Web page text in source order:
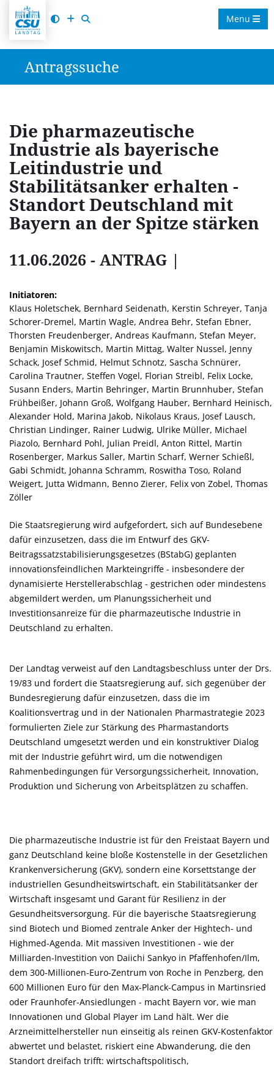
Menu
Antragssuche
Die pharmazeutische
Industrie als bayerische
Leitindustrie und
Stabilitätsanker erhalten -
Standort Deutschland mit
Bayern an der Spitze stärken
11.06.2026 - ANTRAG |
Initiatoren:
Klaus Holetschek, Bernhard Seidenath, Kerstin Schreyer, Tanja
Schorer-Dremel, Martin Wagle, Andrea Behr, Stefan Ebner,
Thorsten Freudenberger, Andreas Kaufmann, Stefan Meyer,
Benjamin Miskowitsch, Martin Mittag, Walter Nussel, Jenny
Schack, Josef Schmid, Helmut Schnotz, Sascha Schnürer,
Carolina Trautner, Steffen Vogel, Florian Streibl, Felix Locke,
Susann Enders, Martin Behringer, Martin Brunnhuber, Stefan
Frühbeißer, Johann Groß, Wolfgang Hauber, Bernhard Heinisch,
Alexander Hold, Marina Jakob, Nikolaus Kraus, Josef Lausch,
Christian Lindinger, Rainer Ludwig, Ulrike Müller, Michael
Piazolo, Bernhard Pohl, Julian Preidl, Anton Rittel, Martin
Rosenberger, Markus Saller, Martin Scharf, Werner Schießl,
Gabi Schmidt, Johanna Schramm, Roswitha Toso, Roland
Weigert, Jutta Widmann, Benno Zierer, Felix von Zobel, Thomas
Zöller
Die Staatsregierung wird aufgefordert, sich auf Bundesebene
dafür einzusetzen, dass die im Entwurf des GKV-
Beitragssatzstabilisierungsgesetzes (BStabG) geplanten
innovationsfeindlichen Markteingriffe - insbesondere der
dynamisierte Herstellerabschlag - gestrichen oder mindestens
abgemildert werden, um Planungssicherheit und
Investitionsanreize für die pharmazeutische Industrie in
Deutschland zu erhalten.
Der Landtag verweist auf den Landtagsbeschluss unter der Drs.
19/83 und fordert die Staatsregierung auf, sich gegenüber der
Bundesregierung dafür einzusetzen, dass die im
Koalitionsvertrag und in der Nationalen Pharmastrategie 2023
formulierten Ziele zur Stärkung des Pharmastandorts
Deutschland umgesetzt werden und ein konstruktiver Dialog
mit der Industrie geführt wird, um die notwendigen
Rahmenbedingungen für Versorgungssicherheit, Innovation,
Produktion und Sicherung von Arbeitsplätzen zu schaffen.
Die pharmazeutische Industrie ist für den Freistaat Bayern und
ganz Deutschland keine bloße Kostenstelle in der Gesetzlichen
Krankenversicherung (GKV), sondern eine Korsettstange der
industriellen Gesundheitswirtschaft, ein Stabilitätsanker der
Wirtschaft insgesamt und Garant für Resilienz in der
Gesundheitsversorgung. Für die bayerische Staatsregierung
sind Biotech und Biomed zentrale Anker der Hightech- und
Highmed-Agenda. Mit massiven Investitionen - wie der
Milliarden-Investition von Daiichi Sankyo in Pfaffenhofen/Ilm,
dem 300-Millionen-Euro-Zentrum von Roche in Penzberg, den
600 Millionen Euro für den Max-Planck-Campus in Martinsried
oder Fraunhofer-Ansiedlungen - macht Bayern vor, wie man
Innovationen und Global Player im Land hält. Wer die
Arzneimittelhersteller nun einseitig als reinen GKV-Kostenfaktor
abwertet und belastet, riskiert eine Abwanderung, die den
Standort dreifach trifft: wirtschaftspolitisch,